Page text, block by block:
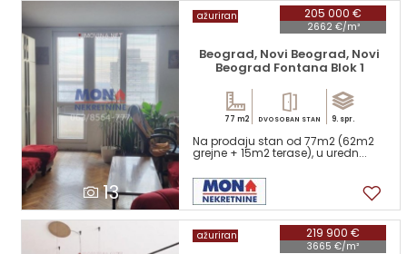
13
205 000 €
2662 €/m²
ažuriran
Beograd, Novi Beograd, Novi
Beograd Fontana Blok 1
77 m2 DVOSOBAN STAN 9. spr.
Na prodaju stan od 77m2 (62m2
grejne + 15m2 terase), u uredn...
219 900 €
3665 €/m²
ažuriran